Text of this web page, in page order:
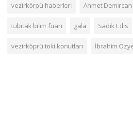
vezirkörpü haberleri Ahmet Demircan
tübitak bilim fuarı gala Sadık Edis
vezirköprü toki konutları İbrahim